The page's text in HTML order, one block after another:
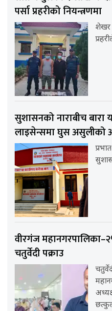
पर्सा प्रहरीको नियन्त्रणमा
शेखर
सुशासनको नाराबीच बारा
लाइसेन्समा घुस असुलीको
वीरगंज
चतुर्वेदी पक्राउ